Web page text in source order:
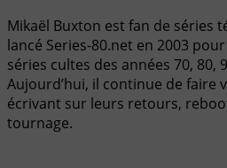
Mikaël Buxton est fan de séries
lancé Series-80.net en 2003
séries cultes des années 70, 80,
Aujourd’hui, il continue de faire
écrivant sur leurs retours,
tournage.